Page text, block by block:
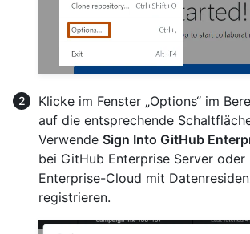
Klicke im Fenster „Options“ im
auf die entsprechende
Verwende Sign Into GitHub
bei GitHub Enterprise Server oder
Enterprise-Cloud mit
registrieren.